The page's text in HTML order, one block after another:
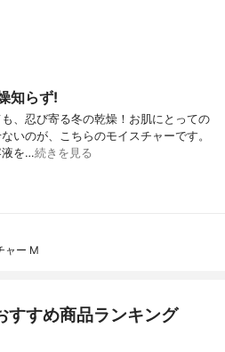
知らず!
、忍び寄る冬の乾燥！お肌にとっての
いのが、こちらのモイスチャーです。
液を…続きを見る
ャー M
すすめ商品ランキング